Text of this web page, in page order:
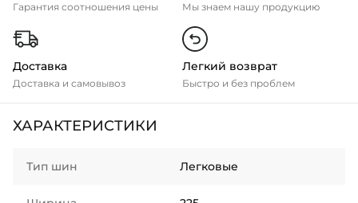
Гарантия соотношения цены Мы знаем нашу продукцию
Доставка
Доставка и самовывоз
Легкий возврат
Быстро и без проблем
ХАРАКТЕРИСТИКИ
Тип шин Легковые